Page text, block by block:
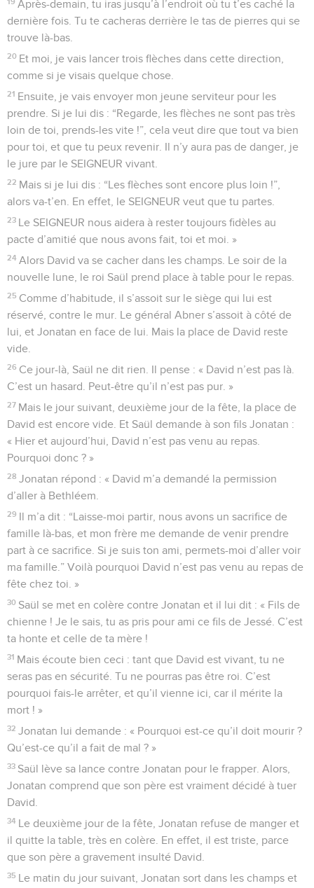
Après-demain, tu iras jusqu’à l’endroit où tu t’es caché la
dernière fois. Tu te cacheras derrière le tas de pierres qui se
trouve là-bas.
20 Et moi, je vais lancer trois flèches dans cette direction,
comme si je visais quelque chose.
21 Ensuite, je vais envoyer mon jeune serviteur pour les
prendre. Si je lui dis : “Regarde, les flèches ne sont pas très
loin de toi, prends-les vite !”, cela veut dire que tout va bien
pour toi, et que tu peux revenir. Il n’y aura pas de danger, je
le jure par le SEIGNEUR vivant.
22 Mais si je lui dis : “Les flèches sont encore plus loin !”,
alors va-t’en. En effet, le SEIGNEUR veut que tu partes.
23 Le SEIGNEUR nous aidera à rester toujours fidèles au
pacte d’amitié que nous avons fait, toi et moi. »
24 Alors David va se cacher dans les champs. Le soir de la
nouvelle lune, le roi Saül prend place à table pour le repas.
25 Comme d’habitude, il s’assoit sur le siège qui lui est
réservé, contre le mur. Le général Abner s’assoit à côté de
lui, et Jonatan en face de lui. Mais la place de David reste
vide.
26 Ce jour-là, Saül ne dit rien. Il pense : « David n’est pas là.
C’est un hasard. Peut-être qu’il n’est pas pur. »
27 Mais le jour suivant, deuxième jour de la fête, la place de
David est encore vide. Et Saül demande à son fils Jonatan :
« Hier et aujourd’hui, David n’est pas venu au repas.
Pourquoi donc ? »
28 Jonatan répond : « David m’a demandé la permission
d’aller à Bethléem.
29 Il m’a dit : “Laisse-moi partir, nous avons un sacrifice de
famille là-bas, et mon frère me demande de venir prendre
part à ce sacrifice. Si je suis ton ami, permets-moi d’aller voir
ma famille.” Voilà pourquoi David n’est pas venu au repas de
fête chez toi. »
30 Saül se met en colère contre Jonatan et il lui dit : « Fils de
chienne ! Je le sais, tu as pris pour ami ce fils de Jessé. C’est
ta honte et celle de ta mère !
31 Mais écoute bien ceci : tant que David est vivant, tu ne
seras pas en sécurité. Tu ne pourras pas être roi. C’est
pourquoi fais-le arrêter, et qu’il vienne ici, car il mérite la
mort ! »
32 Jonatan lui demande : « Pourquoi est-ce qu’il doit mourir ?
Qu’est-ce qu’il a fait de mal ? »
33 Saül lève sa lance contre Jonatan pour le frapper. Alors,
Jonatan comprend que son père est vraiment décidé à tuer
David.
34 Le deuxième jour de la fête, Jonatan refuse de manger et
il quitte la table, très en colère. En effet, il est triste, parce
que son père a gravement insulté David.
35 Le matin du jour suivant, Jonatan sort dans les champs et